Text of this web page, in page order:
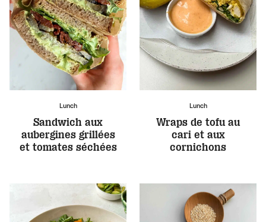
Lunch
Sandwich aux
aubergines grillées
et tomates séchées
Lunch
Wraps de tofu au
cari et aux
cornichons